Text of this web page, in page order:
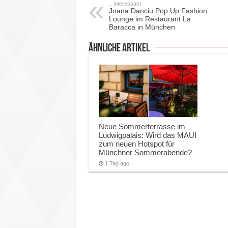
.. interessant
Joana Danciu Pop Up Fashion
Lounge im Restaurant La
Baracca in München
ähnliche Artikel
Neue Sommerterrasse im
Ludwigpalais: Wird das MAUI
zum neuen Hotspot für
Münchner Sommerabende?
1 Tag ago